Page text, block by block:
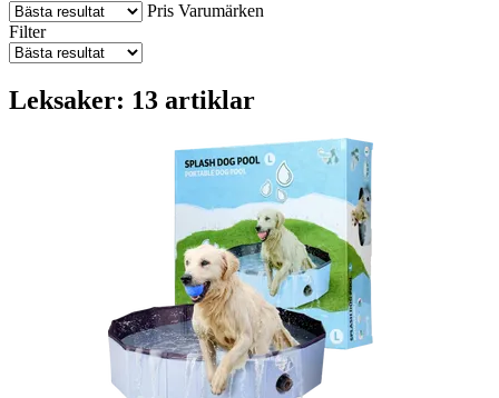
Pris Varumärken
Filter
Leksaker: 13 artiklar